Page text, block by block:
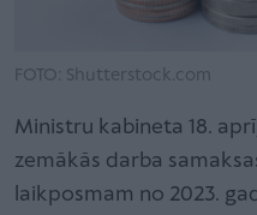
FOTO: Shutterstock.com
Ministru kabineta 18.
zemākās darba
laikposmam no 2023.